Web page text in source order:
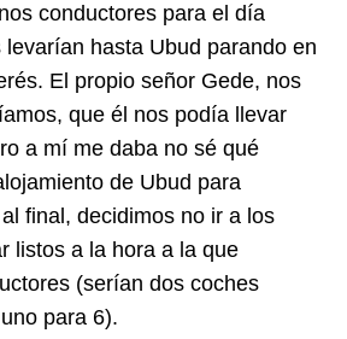
conductores para el día
hasta Ubud parando en
El propio señor Gede, nos
que él nos podía llevar
a mí me daba no sé qué
de Ubud para
final, decidimos no ir a los
listos a la hora a la que
(serían dos coches
para 6).